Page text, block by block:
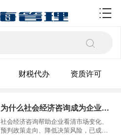
财税代办 资质许可
为什么社会经济咨询成为企业决策的必备工具？
社会经济咨询帮助企业看清市场变化、
预判政策走向、降低决策风险，已成为